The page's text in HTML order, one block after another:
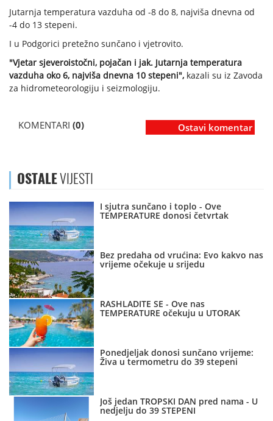
Jutarnja temperatura vazduha od -8 do 8, najviša dnevna od
-4 do 13 stepeni.
I u Podgorici pretežno sunčano i vjetrovito.
"Vjetar sjeveroistočni, pojačan i jak. Jutarnja temperatura
vazduha oko 6, najviša dnevna 10 stepeni", kazali su iz Zavoda
za hidrometeorologiju i seizmologiju.
KOMENTARI (0) Ostavi komentar
OSTALEVIJESTI
I sjutra sunčano i toplo - Ove
TEMPERATURE donosi četvrtak
Bez predaha od vrućina: Evo kakvo nas
vrijeme očekuje u srijedu
RASHLADITE SE - Ove nas
TEMPERATURE očekuju u UTORAK
Ponedjeljak donosi sunčano vrijeme:
Živa u termometru do 39 stepeni
Još jedan TROPSKI DAN pred nama - U
nedjelju do 39 STEPENI